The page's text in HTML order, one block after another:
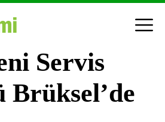
Servis
Brüksel’de